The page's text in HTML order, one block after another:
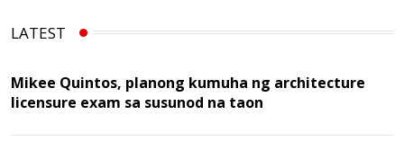
LATEST
Mikee Quintos, planong kumuha ng architecture
licensure exam sa susunod na taon